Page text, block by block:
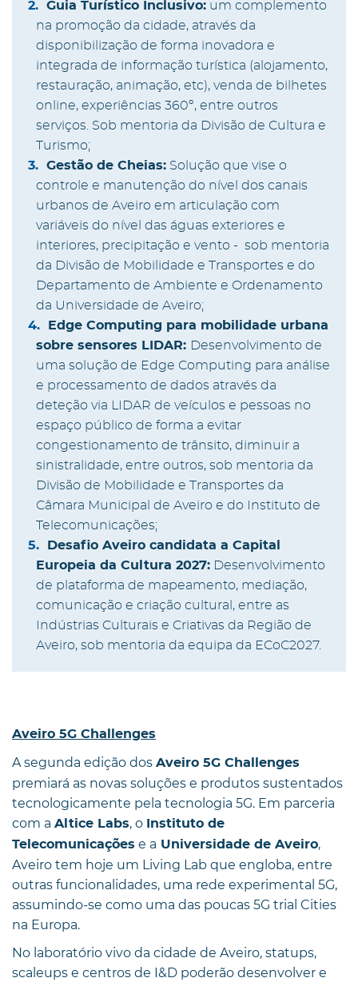
Guia Turístico Inclusivo: um complemento
na promoção da cidade, através da
disponibilização de forma inovadora e
integrada de informação turística (alojamento,
restauração, animação, etc), venda de bilhetes
online, experiências 360º, entre outros
serviços. Sob mentoria da Divisão de Cultura e
Turismo;
Gestão de Cheias: Solução que vise o
controle e manutenção do nível dos canais
urbanos de Aveiro em articulação com
variáveis do nível das águas exteriores e
interiores, precipitação e vento - sob mentoria
da Divisão de Mobilidade e Transportes e do
Departamento de Ambiente e Ordenamento
da Universidade de Aveiro;
Edge Computing para mobilidade urbana
sobre sensores LIDAR: Desenvolvimento de
uma solução de Edge Computing para análise
e processamento de dados através da
deteção via LIDAR de veículos e pessoas no
espaço público de forma a evitar
congestionamento de trânsito, diminuir a
sinistralidade, entre outros, sob mentoria da
Divisão de Mobilidade e Transportes da
Câmara Municipal de Aveiro e do Instituto de
Telecomunicações;
Desafio Aveiro candidata a Capital
Europeia da Cultura 2027: Desenvolvimento
de plataforma de mapeamento, mediação,
comunicação e criação cultural, entre as
Indústrias Culturais e Criativas da Região de
Aveiro, sob mentoria da equipa da ECoC2027.
Aveiro 5G Challenges
A segunda edição dos Aveiro 5G Challenges
premiará as novas soluções e produtos sustentados
tecnologicamente pela tecnologia 5G. Em parceria
com a Altice Labs, o Instituto de
Telecomunicações e a Universidade de Aveiro,
Aveiro tem hoje um Living Lab que engloba, entre
outras funcionalidades, uma rede experimental 5G,
assumindo-se como uma das poucas 5G trial Cities
na Europa.
No laboratório vivo da cidade de Aveiro, statups,
scaleups e centros de I&D poderão desenvolver e